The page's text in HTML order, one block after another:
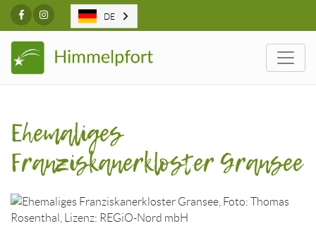
FacebookInstagram
Ehemaliges
Franziskanerkloster Gransee
DE